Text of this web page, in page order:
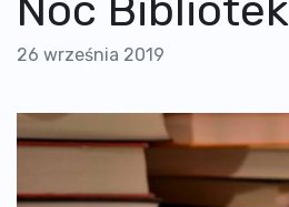
Noc Bibliotek
26 września 2019